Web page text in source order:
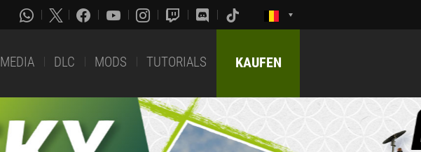
MEDIA DLC MODS TUTORIALS KAUFEN